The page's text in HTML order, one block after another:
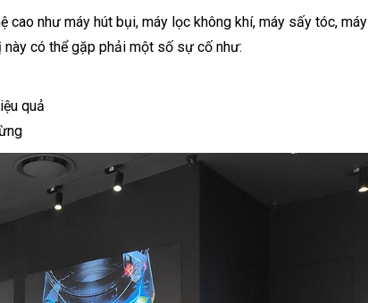
như máy hút bụi, máy lọc không khí, máy sấy tóc, máy
có thể gặp phải một số sự cố như:
quả